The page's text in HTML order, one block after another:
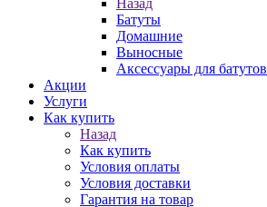
Назад
Батуты
Домашние
Выносные
Аксессуары для батутов
Акции
Услуги
Как купить
Назад
Как купить
Условия оплаты
Условия доставки
Гарантия на товар